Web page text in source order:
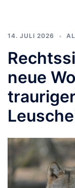
14. JULI 2026
neue